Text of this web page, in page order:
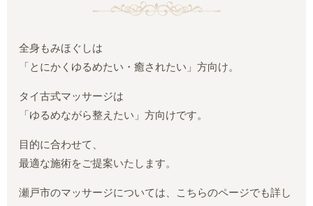
全身もみほぐしは
「とにかくゆるめたい・癒されたい」方向け。
タイ古式マッサージは
「ゆるめながら整えたい」方向けです。
目的に合わせて、
最適な施術をご提案いたします。
瀬戸市のマッサージについては、こちらのページでも詳し